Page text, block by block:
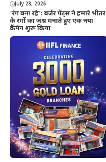
July 28, 2026
‘रंग बना रहे’: बर्जर पेंट्स ने हमारे भीतर
के रंगों का जश्न मनाते हुए एक नया
कैंपेन शुरू किया